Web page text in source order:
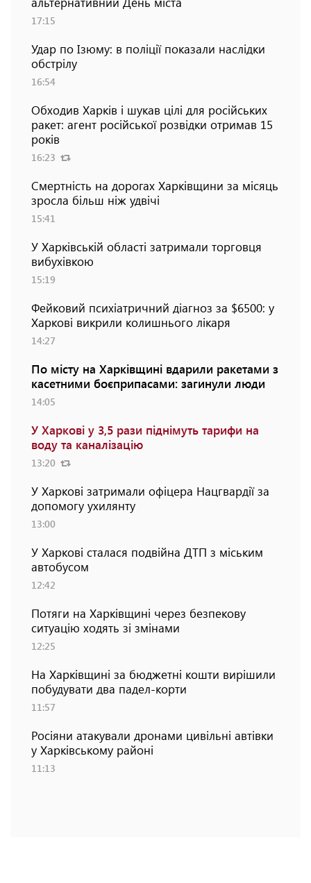
17:15
Удар по Ізюму: в поліції показали наслідки
обстрілу
16:54
Обходив Харків і шукав цілі для російських
ракет: агент російської розвідки отримав 15
років
16:23
Смертність на дорогах Харківщини за місяць
зросла більш ніж удвічі
15:41
У Харківській області затримали торговця
вибухівкою
15:19
Фейковий психіатричний діагноз за $6500: у
Харкові викрили колишнього лікаря
14:27
По місту на Харківщині вдарили ракетами з
касетними боєприпасами: загинули люди
14:05
У Харкові у 3,5 рази піднімуть тарифи на
воду та каналізацію
13:20
У Харкові затримали офіцера Нацгвардії за
допомогу ухилянту
13:00
У Харкові сталася подвійна ДТП з міським
автобусом
12:42
Потяги на Харківщині через безпекову
ситуацію ходять зі змінами
12:25
На Харківщині за бюджетні кошти вирішили
побудувати два падел-корти
11:57
Росіяни атакували дронами цивільні автівки
у Харківському районі
11:13